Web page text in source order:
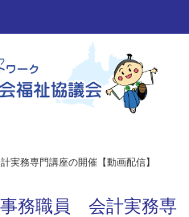
務専門講座の開催【動画配信】
務職員 会計実務専